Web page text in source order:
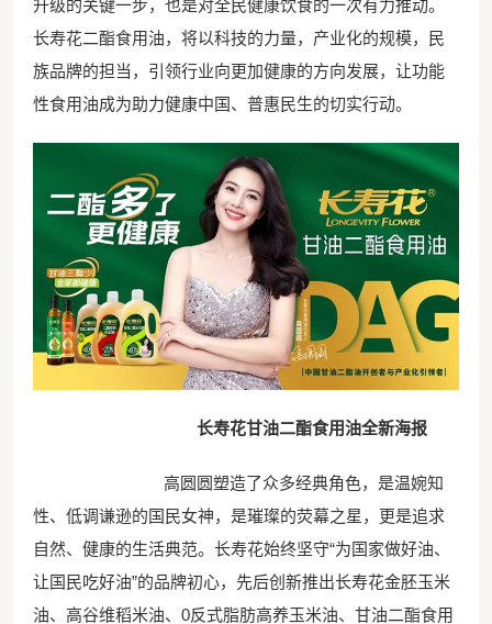
升级的关键一步，也是对全民健康饮食的一次有力推动。
长寿花二酯食用油，将以科技的力量，产业化的规模，民
族品牌的担当，引领行业向更加健康的方向发展，让功能
性食用油成为助力健康中国、普惠民生的切实行动。
长寿花甘油二酯食用油全新海报
高圆圆塑造了众多经典角色，是温婉知
性、低调谦逊的国民女神，是璀璨的荧幕之星，更是追求
自然、健康的生活典范。长寿花始终坚守“为国家做好油、
让国民吃好油”的品牌初心，先后创新推出长寿花金胚玉米
油、高谷维稻米油、 0反式脂肪高养玉米油、甘油二酯食用